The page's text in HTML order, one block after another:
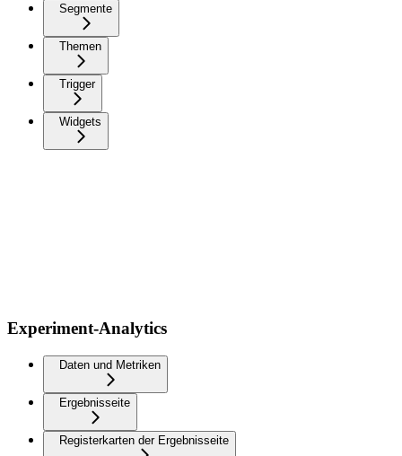
Segmente
Themen
Trigger
Widgets
Experiment-Analytics
Daten und Metriken
Ergebnisseite
Registerkarten der Ergebnisseite